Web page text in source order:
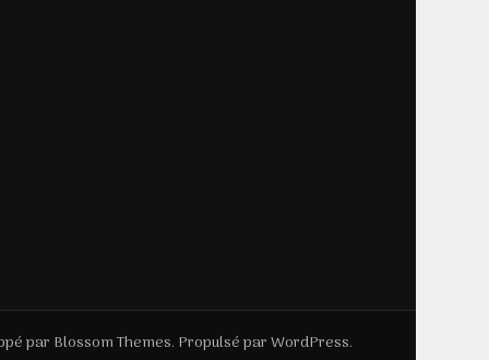
par Blossom Themes. Propulsé parWordPress.